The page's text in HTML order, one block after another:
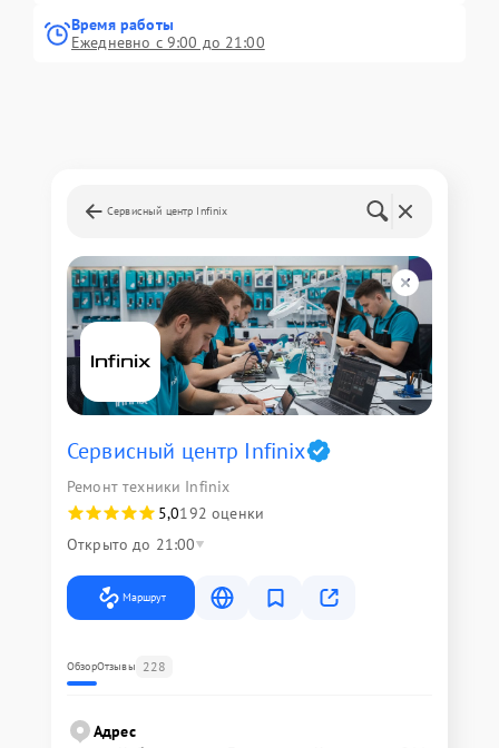
Время работы
Ежедневно с 9:00 до 21:00
Сервисный центр Infinix
Сервисный центр Infinix
Ремонт техники Infinix
5,0192 оценки
Открыто до 21:00
Маршрут
ОбзорОтзывы 228
Адрес